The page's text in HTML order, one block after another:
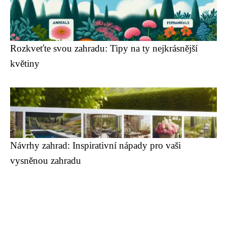
Rozkveťte svou zahradu: Tipy na ty nejkrásnější
květiny
Návrhy zahrad: Inspirativní nápady pro vaši
vysněnou zahradu